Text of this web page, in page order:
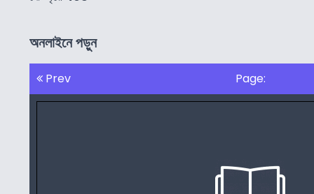
অনলাইনে পড়ুন
Prev Page: